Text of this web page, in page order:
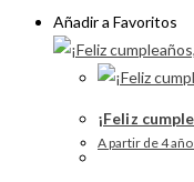
Añadir a Favoritos
¡Feliz
A partir de 4